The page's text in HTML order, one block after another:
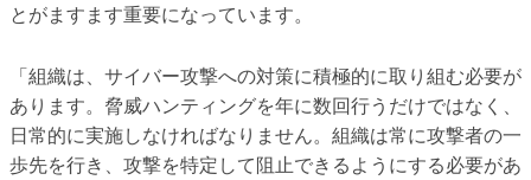
とがますます重要になっています。
「組織は、サイバー攻撃への対策に積極的に取り組む必要が
あります。脅威ハンティングを年に数回行うだけではなく、
日常的に実施しなければなりません。組織は常に攻撃者の一
歩先を行き、攻撃を特定して阻止できるようにする必要があ